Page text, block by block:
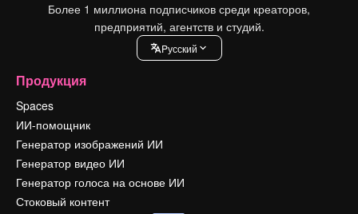
Более 1 миллиона подписчиков среди креаторов,
предприятий, агентств и студий.
Pусский
Продукция
Spaces
ИИ-помощник
Генератор изображений ИИ
Генератор видео ИИ
Генератор голоса на основе ИИ
Стоковый контент